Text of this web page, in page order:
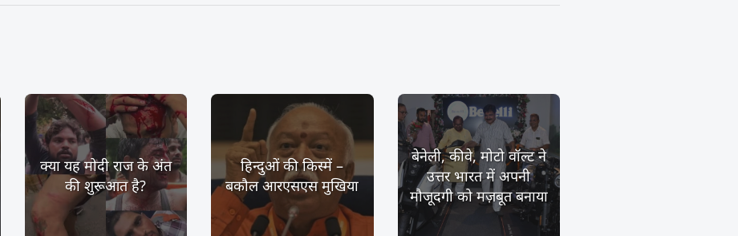
क्या यह मोदी राज के अंत
की शुरूआत है?
हिन्दुओं की किस्में –
बकौल आरएसएस मुखिया
बेनेली, कीवे, मोटो वॉल्ट ने
उत्तर भारत में अपनी
मौजूदगी को मज़बूत बनाया